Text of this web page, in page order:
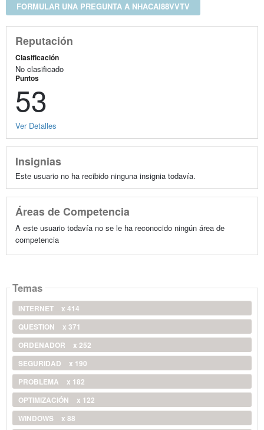
FORMULAR UNA PREGUNTA A NHACAI88VVTV
Reputación
Clasificación
No clasificado
Puntos
53
Ver Detalles
Insignias
Este usuario no ha recibido ninguna insignia todavía.
Áreas de Competencia
A este usuario todavía no se le ha reconocido ningún área de
competencia
Temas
INTERNET
x 414
QUESTION
x 371
ORDENADOR
x 252
SEGURIDAD
x 190
PROBLEMA
x 182
OPTIMIZACIÓN
x 122
WINDOWS
x 88